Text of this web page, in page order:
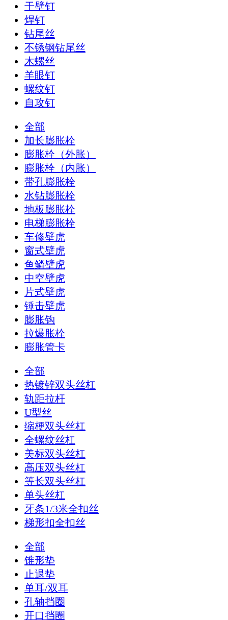
干壁钉
焊钉
钻尾丝
不锈钢钻尾丝
木螺丝
羊眼钉
螺纹钉
自攻钉
全部
加长膨胀栓
膨胀栓（外胀）
膨胀栓（内胀）
带孔膨胀栓
水钻膨胀栓
地板膨胀栓
电梯膨胀栓
车修壁虎
窗式壁虎
鱼鳞壁虎
中空壁虎
片式壁虎
锤击壁虎
膨胀钩
拉爆胀栓
膨胀管卡
全部
热镀锌双头丝杠
轨距拉杆
U型丝
缩梗双头丝杠
全螺纹丝杠
美标双头丝杠
高压双头丝杠
等长双头丝杠
单头丝杠
牙条1/3米全扣丝
梯形扣全扣丝
全部
锥形垫
止退垫
单耳/双耳
孔轴挡圈
开口挡圈